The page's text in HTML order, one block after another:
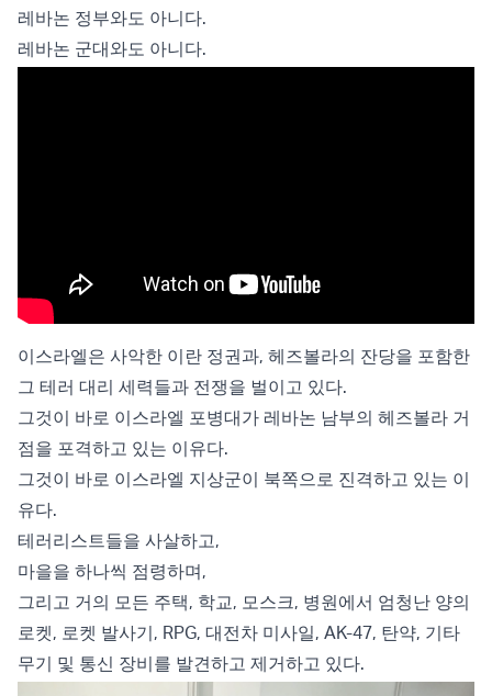
레바논 정부와도 아니다.
레바논 군대와도 아니다.
이스라엘은 사악한 이란 정권과, 헤즈볼라의 잔당을 포함한
그 테러 대리 세력들과 전쟁을 벌이고 있다.
그것이 바로 이스라엘 포병대가 레바논 남부의 헤즈볼라 거
점을 포격하고 있는 이유다.
그것이 바로 이스라엘 지상군이 북쪽으로 진격하고 있는 이
유다.
테러리스트들을 사살하고,
마을을 하나씩 점령하며,
그리고 거의 모든 주택, 학교, 모스크, 병원에서 엄청난 양의
로켓, 로켓 발사기, RPG, 대전차 미사일, AK-47, 탄약, 기타
무기 및 통신 장비를 발견하고 제거하고 있다.